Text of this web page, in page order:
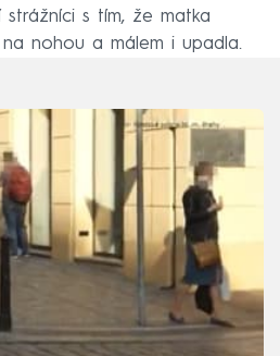
strážníci s tím, že matka
nohou a málem i upadla.